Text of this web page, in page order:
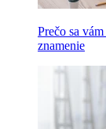
Prečo sa
znamenie